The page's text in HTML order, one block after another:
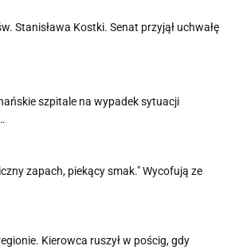
Stanisława Kostki. Senat przyjął uchwałę
szpitale na wypadek sytuacji
zapach, piekący smak." Wycofują ze
Kierowca ruszył w pościg, gdy